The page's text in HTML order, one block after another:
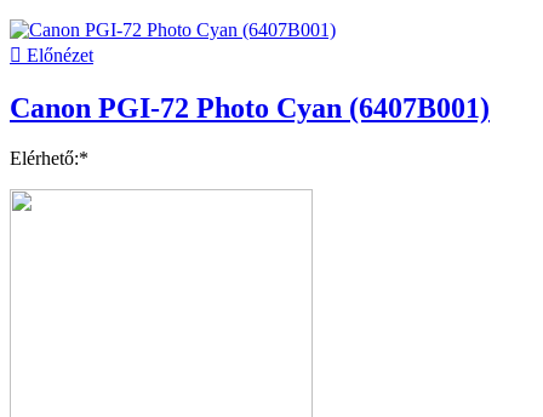
 Előnézet
Canon PGI-72 Photo Cyan (6407B001)
Elérhető:*